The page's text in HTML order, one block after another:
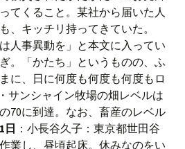
てくること。某社から届いた人
、キッチリ持ってきていた。
人事異動を」と本文に入ってい
。「かたち」というものの、ふ
に、日に何度も何度も何度もロ
サンシャイン牧場の畑レベルは
70に到達。なお、畜産のレベル
日 ：小長谷久子：東京都世田谷
業し、昼頃起床。休みなのをい